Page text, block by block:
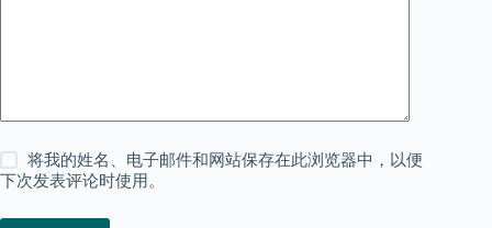
将我的姓名、电子邮件和网站保存在此浏览器中，以便
下次发表评论时使用。